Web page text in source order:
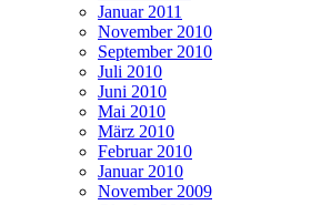
Januar 2011
November 2010
September 2010
Juli 2010
Juni 2010
Mai 2010
März 2010
Februar 2010
Januar 2010
November 2009